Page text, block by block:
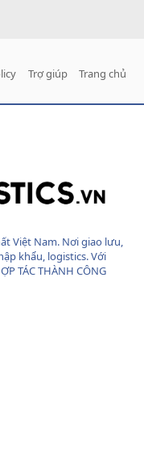
Trợ giúp Trang chủ
Việt Nam. Nơi giao lưu,
khẩu, logistics. Với
TÁC THÀNH CÔNG